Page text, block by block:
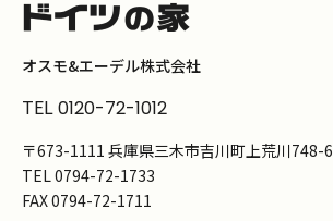
オスモ&エーデル株式会社
TEL 0120-72-1012
〒673-1111 兵庫県三木市吉川町上荒川748-6
TEL 0794-72-1733
FAX0794-72-1711